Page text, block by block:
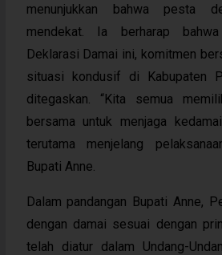
menunjukkan bahwa pesta
mendekat. Ia berharap
Deklarasi Damai ini, komitmen
situasi kondusif di Kabupaten
ditegaskan. “Kita semua
bersama untuk menjaga
terutama menjelang
Bupati Anne.
Dalam pandangan Bupati Anne,
dengan damai sesuai dengan
telah diatur dalam Undang-